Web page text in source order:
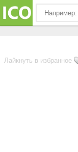
Лайкнуть в избранное